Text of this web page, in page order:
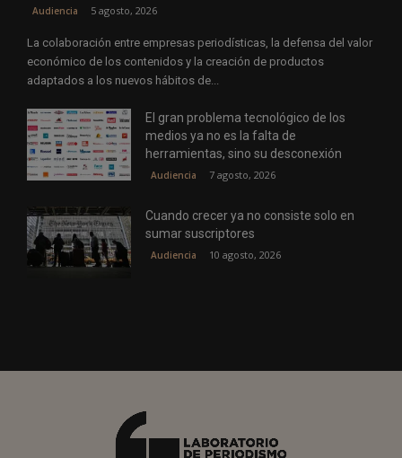
Audiencia 5 agosto, 2026
La colaboración entre empresas periodísticas, la defensa del valor
económico de los contenidos y la creación de productos
adaptados a los nuevos hábitos de...
El gran problema tecnológico de los
medios ya no es la falta de
herramientas, sino su desconexión
Audiencia 7 agosto, 2026
Cuando crecer ya no consiste solo en
sumar suscriptores
Audiencia 10 agosto, 2026